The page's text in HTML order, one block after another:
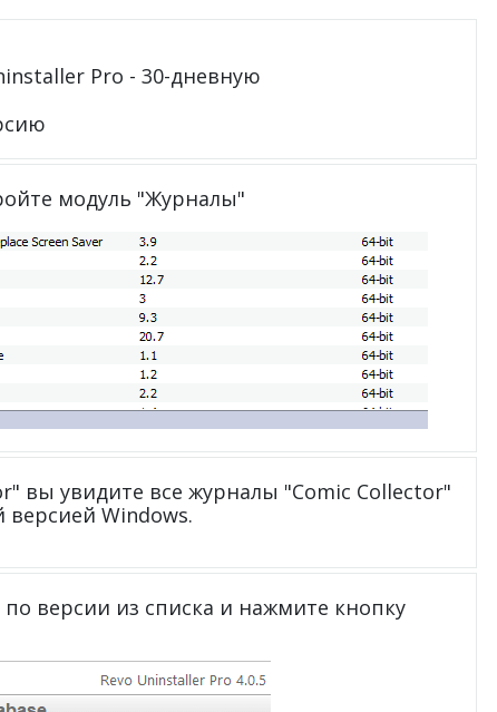
Pro - 30-дневную
модуль "Журналы"
вы увидите все журналы "Comic Collector"
Windows.
версии из списка и нажмите кнопку